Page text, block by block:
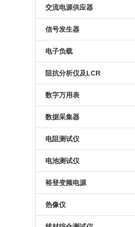
交流电源供应器
信号发生器
电子负载
阻抗分析仪及LCR
数字万用表
数据采集器
电阻测试仪
电池测试仪
裕登变频电源
热像仪